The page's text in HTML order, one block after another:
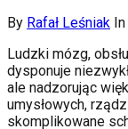
By Rafał Leśniak In
Ludzki mózg,
dysponuje
ale nadzorując
umysłowych,
skomplikowane